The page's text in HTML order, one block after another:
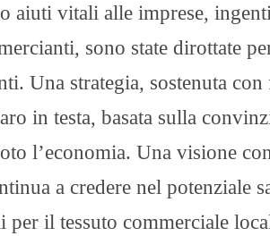
aiuti vitali alle imprese,
sono state dirottate
Una strategia, sostenuta con
in testa, basata sulla
l’economia. Una visione
a credere nel potenziale
il tessuto commerciale